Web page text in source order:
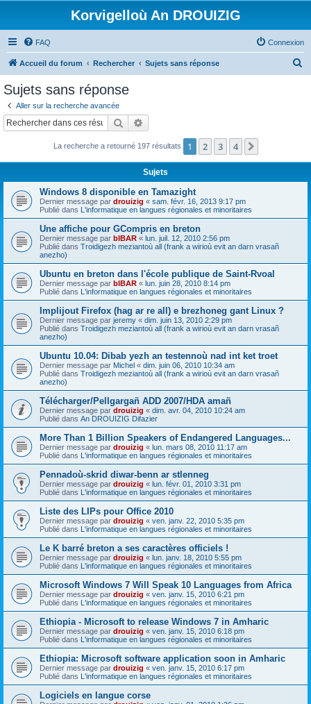
Korvigelloù An DROUIZIG
FAQ Connexion
Accueil du forum Rechercher Sujets sans réponse
c
Sujets sans réponse
Aller sur la recherche avancée
Rechercher
La recherche a retourné 197 résultats 1 2 3 4
Sujets
Windows 8 disponible en Tamazight
Dernier message par drouizig « sam. févr. 16, 2013 9:17 pm
Publié dans L'informatique en langues régionales et minoritaires
Une affiche pour GCompris en breton
Dernier message par bIBAR « lun. juil. 12, 2010 2:56 pm
Publié dans Troidigezh meziantoù all (frank a wirioù evit an darn vrasañ
anezho)
Ubuntu en breton dans l'école publique de Saint-Rvoal
Dernier message par bIBAR « lun. juin 28, 2010 8:14 pm
Publié dans L'informatique en langues régionales et minoritaires
Implijout Firefox (hag ar re all) e brezhoneg gant Linux ?
Dernier message par jeremy « dim. juin 13, 2010 2:29 pm
Publié dans Troidigezh meziantoù all (frank a wirioù evit an darn vrasañ
anezho)
Ubuntu 10.04: Dibab yezh an testennoù nad int ket troet
Dernier message par Michel « dim. juin 06, 2010 10:34 am
Publié dans Troidigezh meziantoù all (frank a wirioù evit an darn vrasañ
anezho)
Télécharger/Pellgargañ ADD 2007/HDA amañ
Dernier message par drouizig « dim. avr. 04, 2010 10:24 am
Publié dans An DROUIZIG Difazier
More Than 1 Billion Speakers of Endangered Languages...
Dernier message par drouizig « lun. mars 08, 2010 11:17 am
Publié dans L'informatique en langues régionales et minoritaires
Pennadoù-skrid diwar-benn ar stlenneg
Dernier message par drouizig « lun. févr. 01, 2010 3:31 pm
Publié dans L'informatique en langues régionales et minoritaires
Liste des LIPs pour Office 2010
Dernier message par drouizig « ven. janv. 22, 2010 5:35 pm
Publié dans L'informatique en langues régionales et minoritaires
Le K barré breton a ses caractères officiels !
Dernier message par drouizig « lun. janv. 18, 2010 5:55 pm
Publié dans L'informatique en langues régionales et minoritaires
Microsoft Windows 7 Will Speak 10 Languages from Africa
Dernier message par drouizig « ven. janv. 15, 2010 6:21 pm
Publié dans L'informatique en langues régionales et minoritaires
Ethiopia - Microsoft to release Windows 7 in Amharic
Dernier message par drouizig « ven. janv. 15, 2010 6:18 pm
Publié dans L'informatique en langues régionales et minoritaires
Ethiopia: Microsoft software application soon in Amharic
Dernier message par drouizig « ven. janv. 15, 2010 6:17 pm
Publié dans L'informatique en langues régionales et minoritaires
Logiciels en langue corse